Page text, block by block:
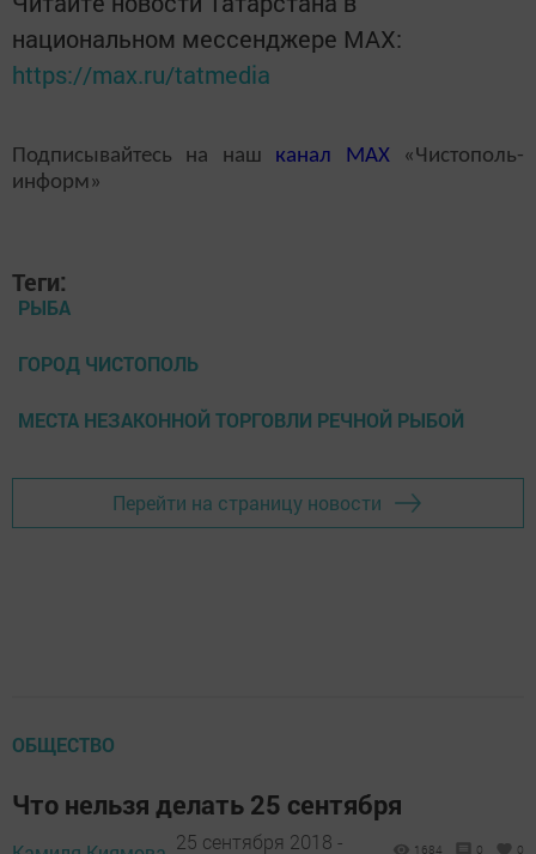
национальном мессенджере MАХ:
https://max.ru/tatmedia
Подписывайтесь на наш канал MAX«Чистополь-
информ»
Теги:
РЫБА
ГОРОД ЧИСТОПОЛЬ
МЕСТА НЕЗАКОННОЙ ТОРГОВЛИ РЕЧНОЙ РЫБОЙ
Перейти на страницу новости
ОБЩЕСТВО
Что нельзя делать 25 сентября
25 сентября 2018 -
1684 0 0